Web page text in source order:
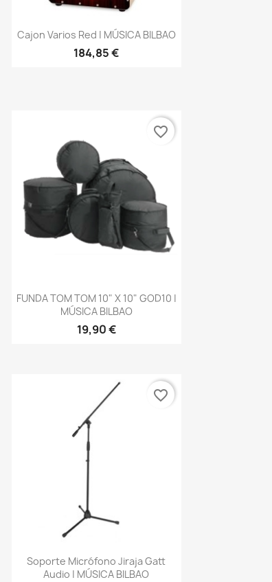
Vista rápida
Cajon Varios Red | MÚSICA BILBAO
184,85 €
Vista rápida
FUNDA TOM TOM 10" X 10" GOD10 |
MÚSICA BILBAO
19,90 €
favorite_border
Vista rápida
Soporte Micrófono Jiraja Gatt
Audio | MÚSICA BILBAO
favorite_border